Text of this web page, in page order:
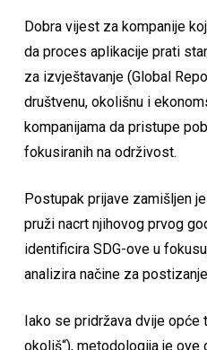
Dobra vijest za kompanije
da proces aplikacije prati
za izvještavanje (Global
društvenu, okolišnu i
kompanijama da pristupe
fokusiranih na održivost.
Postupak prijave zamišljen
pruži nacrt njihovog prvog
identificira SDG-ove u
analizira načine za
Iako se pridržava dvije opće
okoliš“), metodologija je ove